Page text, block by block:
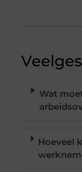
Wat
Hoeveel